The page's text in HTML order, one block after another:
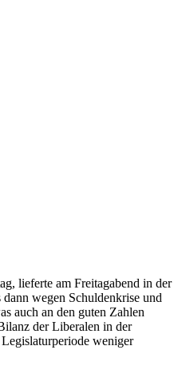
lieferte am Freitagabend in der
wegen Schuldenkrise und
auch an den guten Zahlen
der Liberalen in der
weniger